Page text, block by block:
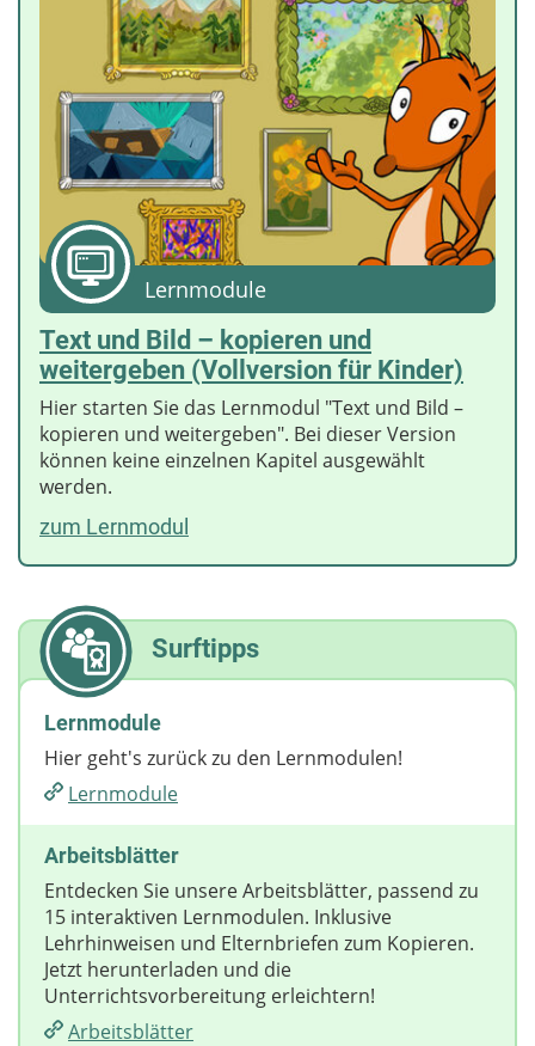
Lernmodule
Text und Bild – kopieren und
weitergeben (Vollversion für Kinder)
Hier starten Sie das Lernmodul "Text und Bild –
kopieren und weitergeben". Bei dieser Version
können keine einzelnen Kapitel ausgewählt
werden.
zum Lernmodul
Surftipps
Lernmodule
Hier geht's zurück zu den Lernmodulen!
Lernmodule
Arbeitsblätter
Entdecken Sie unsere Arbeitsblätter, passend zu
15 interaktiven Lernmodulen. Inklusive
Lehrhinweisen und Elternbriefen zum Kopieren.
Jetzt herunterladen und die
Unterrichtsvorbereitung erleichtern!
Arbeitsblätter